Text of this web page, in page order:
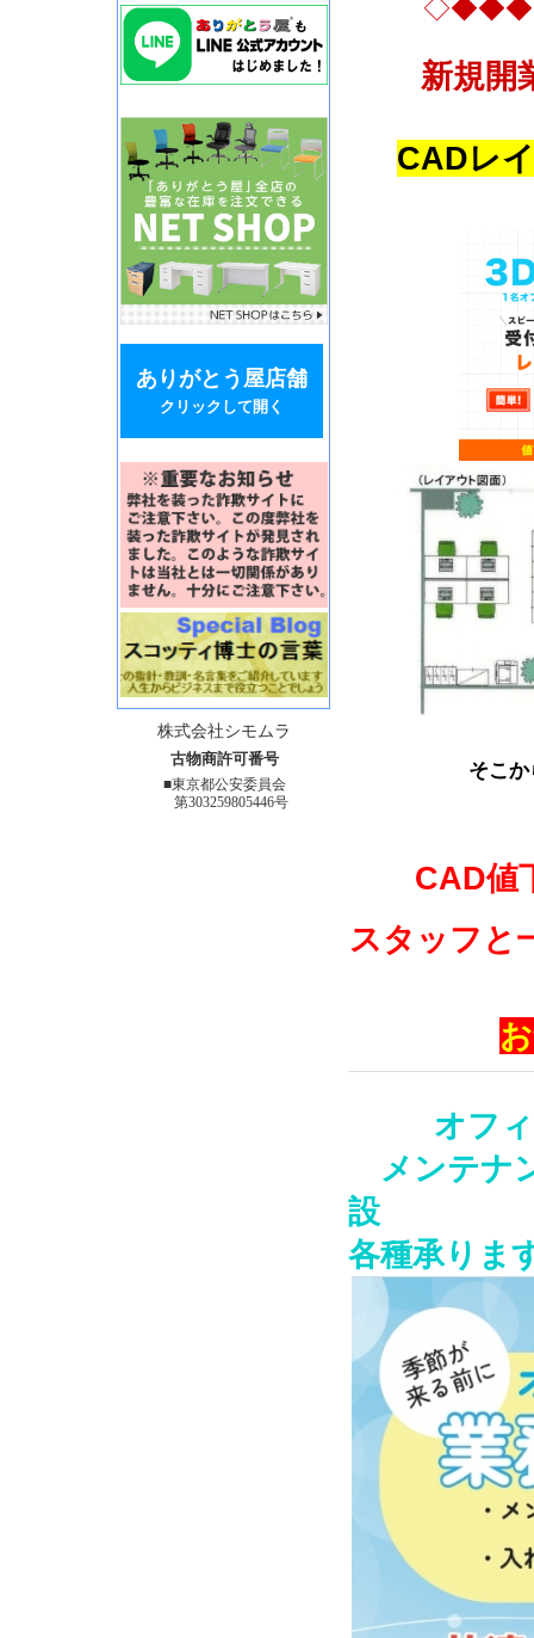
新規開
CADレ
そこから平面
CAD値
スタッフと
オフ
メンテナ
各種承りま
ありがとう屋店舗
クリックして開く
株式会社シモムラ
古物商許可番号
■東京都公安委員会
第303259805446号